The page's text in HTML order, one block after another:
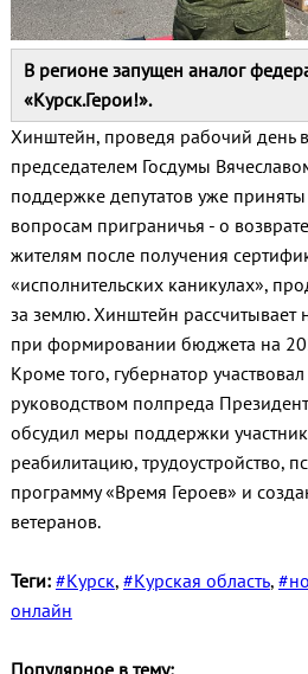
В регионе запущен аналог
«Курск.Герои!».
Хинштейн, проведя рабочий день
председателем Госдумы
поддержке депутатов уже
вопросам приграничья - о
жителям после получения
«исполнительских каникулах»,
за землю. Хинштейн рассчитывает
при формировании бюджета на
Кроме того, губернатор
руководством полпреда
обсудил меры поддержки
реабилитацию, трудоустройство,
программу «Время Героев» и
ветеранов.
Теги: #Курск, #Курская область,
онлайн
Популярное в тему: